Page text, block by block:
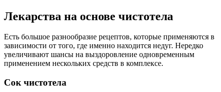
Лекарства на основе чистотела
Есть большое разнообразие рецептов, которые применяются в
зависимости от того, где именно находится недуг. Нередко
увеличивают шансы на выздоровление одновременным
применением нескольких средств в комплексе.
Сок чистотела